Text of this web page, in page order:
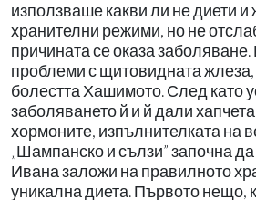
използваше какви ли не диети и
хранителни режими, но не
причината се оказа
проблеми с щитовидната
болестта Хашимото. След като
заболяването й и й дали
хормоните, изпълнителката на
„Шампанско и сълзи” започна
Ивана заложи на правилното
уникална диета. Първото нещо,